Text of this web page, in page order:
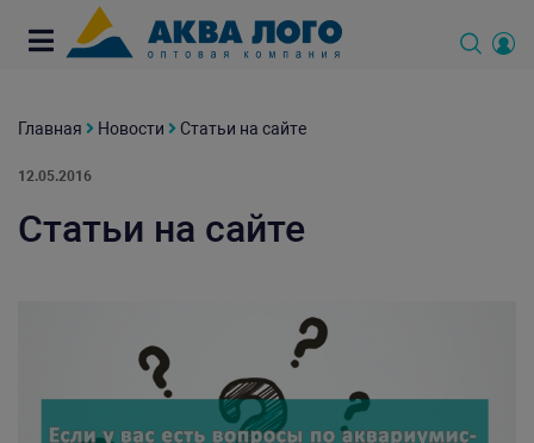
Главная Новости Статьи на сайте
12.05.2016
Статьи на сайте